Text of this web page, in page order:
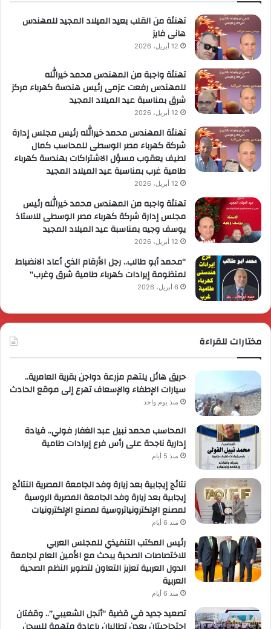
تهنئة من القلب بعيد الميلاد المجيد للمهندس
هانى فايز
12 أبريل، 2026
تهنئة واجبة من المهندس محمد خيرالله
للمهندس رفعت عزمى رئيس هندسة كهرباء مركز
شرق بمناسبة عيد الميلاد المجيد
12 أبريل، 2026
تهنئة المهندس محمد خيرالله رئيس مجلس إدارة
شركة كهرباء مصر الوسطى للمحاسب كمال
لطيف يعقوب مسؤل الاشتراكات بهندسة كهرباء
طامية غرب بمناسبة عيد الميلاد المجيد
12 أبريل، 2026
تهنئة واجبه من المهندس محمد خيرالله رئيس
مجلس إدارة شركة كهرباء مصر الوسطى للاستاذ
يوسف وجيه بمناسبة عيد الميلاد المجيد
12 أبريل، 2026
“محمد أبو طالب.. رجل الأرقام الذي أعاد الانضباط
لمنظومة إيرادات كهرباء طامية شرق وغرب”
6 أبريل، 2026
مختارات للقراءة
حريق هائل يلتهم مزرعة دواجن بقرية العامرية..
سيارات الإطفاء والإسعاف تهرع إلى موقع الحادث
منذ يوم واحد
المحاسب محمد نبيل عبد الغفار فولي.. قيادة
إدارية ناجحة على رأس فرع إيرادات طامية
منذ 5 أيام
نتائج إيجابية بعد زيارة وفد الجامعة المصرية النتائج
إيجابية بعد زيارة وفد الجامعة المصرية الروسية
لمصنع الإلكترونياتروسية لمصنع الإلكترونيات
منذ 6 أيام
رئيس المكتب التنفيذي للمجلس العربي
للاختصاصات الصحية يبحث مع الأمين العام لجامعة
الدول العربية تعزيز التعاون لتطوير النظم الصحية
العربية
منذ 6 أيام
تصعيد جديد في قضية “أنجل الشعيبي”.. وقفتان